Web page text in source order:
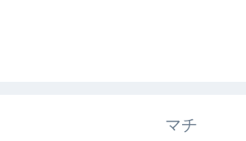
マチ